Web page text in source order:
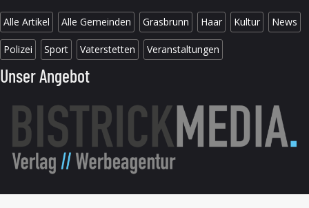
Alle Artikel Alle Gemeinden Grasbrunn Haar Kultur News
Polizei Sport Vaterstetten Veranstaltungen
Unser Angebot